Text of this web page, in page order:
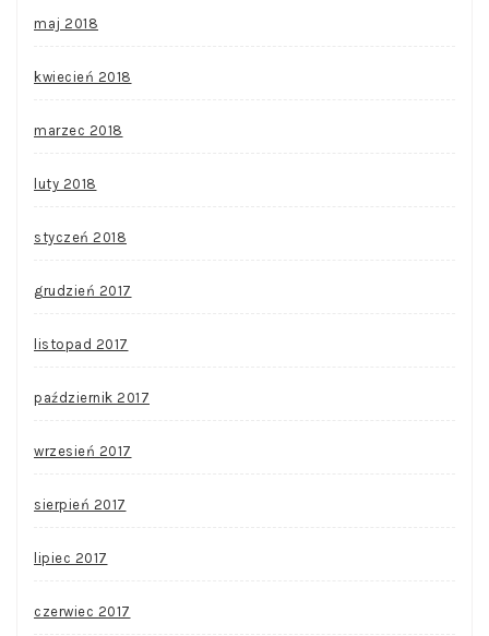
maj 2018
kwiecień 2018
marzec 2018
luty 2018
styczeń 2018
grudzień 2017
listopad 2017
październik 2017
wrzesień 2017
sierpień 2017
lipiec 2017
czerwiec 2017